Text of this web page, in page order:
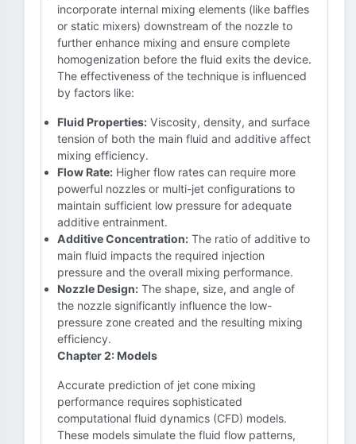
incorporate internal mixing elements (like baffles
or static mixers) downstream of the nozzle to
further enhance mixing and ensure complete
homogenization before the fluid exits the device.
The effectiveness of the technique is influenced
by factors like:
Fluid Properties: Viscosity, density, and surface
tension of both the main fluid and additive affect
mixing efficiency.
Flow Rate: Higher flow rates can require more
powerful nozzles or multi-jet configurations to
maintain sufficient low pressure for adequate
additive entrainment.
Additive Concentration: The ratio of additive to
main fluid impacts the required injection
pressure and the overall mixing performance.
Nozzle Design: The shape, size, and angle of
the nozzle significantly influence the low-
pressure zone created and the resulting mixing
efficiency.
Chapter 2: Models
Accurate prediction of jet cone mixing
performance requires sophisticated
computational fluid dynamics (CFD) models.
These models simulate the fluid flow patterns,